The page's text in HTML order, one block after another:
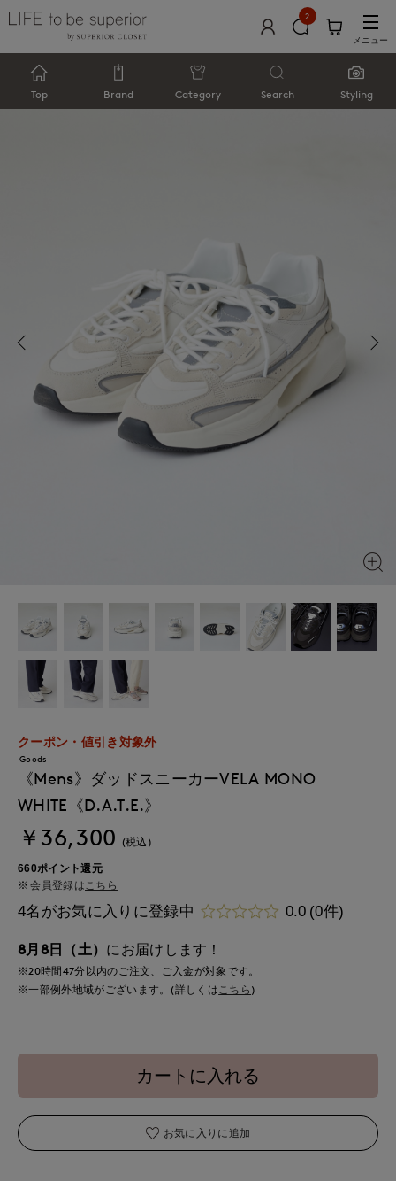
2
メニュー
Top Brand Category Search Styling
クーポン・値引き対象外
Goods
《Mens》ダッドスニーカーVELA MONO
WHITE《D.A.T.E.》
￥36,300 (税込)
660ポイント還元
会員登録は こちら
4名がお気に入りに登録中 0.0 (0件)
8月8日（土） にお届けします！
※20時間47分以内のご注文、ご入金が対象です。
※一部例外地域がございます。(詳しくはこちら )
カートに入れる
お気に入りに追加